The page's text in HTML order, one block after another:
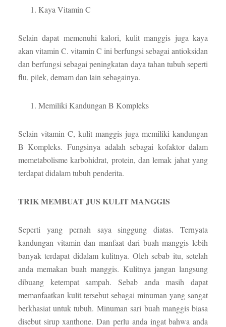
Kaya Vitamin C
Selain dapat memenuhi kalori, kulit manggis juga kaya
akan vitamin C. vitamin C ini berfungsi sebagai antioksidan
dan berfungsi sebagai peningkatan daya tahan tubuh seperti
flu, pilek, demam dan lain sebagainya.
Memiliki Kandungan B Kompleks
Selain vitamin C, kulit manggis juga memiliki kandungan
B Kompleks. Fungsinya adalah sebagai kofaktor dalam
memetabolisme karbohidrat, protein, dan lemak jahat yang
terdapat didalam tubuh penderita.
TRIK MEMBUAT JUS KULIT MANGGIS
Seperti yang pernah saya singgung diatas. Ternyata
kandungan vitamin dan manfaat dari buah manggis lebih
banyak terdapat didalam kulitnya. Oleh sebab itu, setelah
anda memakan buah manggis. Kulitnya jangan langsung
dibuang ketempat sampah. Sebab anda masih dapat
memanfaatkan kulit tersebut sebagai minuman yang sangat
berkhasiat untuk tubuh. Minuman sari buah manggis biasa
disebut sirup xanthone. Dan perlu anda ingat bahwa anda